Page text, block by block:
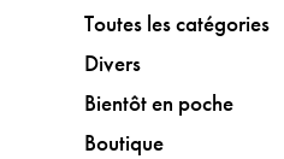
Toutes les catégories
Divers
Bientôt en poche
Boutique